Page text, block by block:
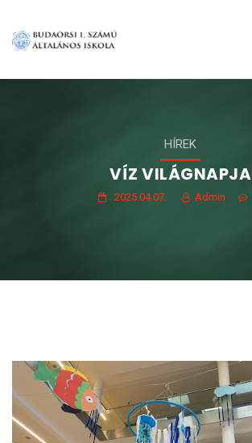
HÍREK
VÍZ VILÁGNAPJA
2025.04.07. Admin